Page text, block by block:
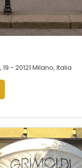
- 20121 Milano, Italia